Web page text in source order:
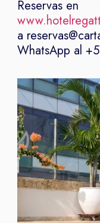
Reservas en
a
WhatsApp al